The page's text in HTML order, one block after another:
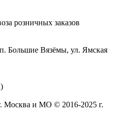
розничных заказов
Большие Вязёмы, ул. Ямская
Москва и МО © 2016-2025 г.